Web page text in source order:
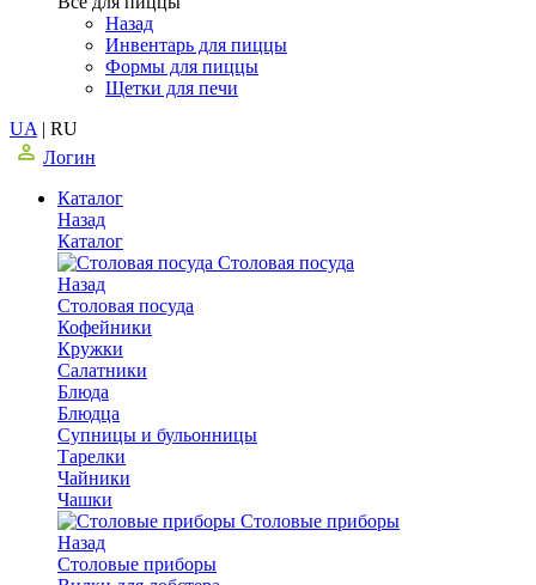
Назад
Инвентарь для пиццы
Формы для пиццы
Щетки для печи
UA | RU
Логин
Каталог
Назад
Каталог
Столовая посуда
Назад
Столовая посуда
Кофейники
Кружки
Салатники
Блюда
Блюдца
Супницы и бульонницы
Тарелки
Чайники
Чашки
Cтоловые приборы
Назад
Cтоловые приборы